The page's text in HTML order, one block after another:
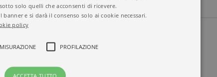
LE PRIME PAGINE
solo quelli che acconsenti di ricevere.
e si darà il consenso solo ai cookie necessari.
policy
MISURAZIONE PROFILAZIONE
ACCETTA TUTTO